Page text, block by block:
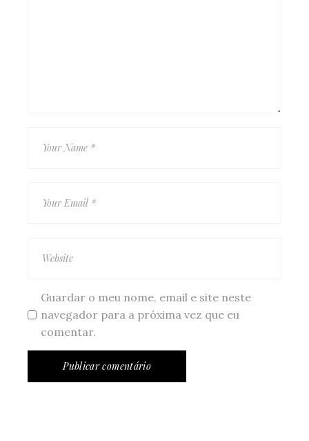
Guardar o meu nome, email e site neste
navegador para a próxima vez que eu
comentar.
Publicar comentário